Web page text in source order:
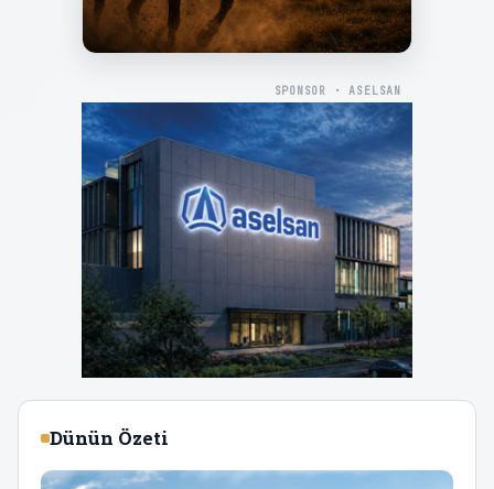
SPONSOR · ASELSAN
Dünün Özeti